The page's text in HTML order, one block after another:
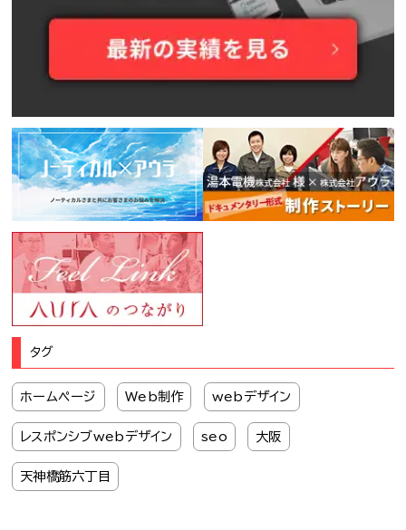
タグ
ホームページ Web制作 webデザイン
レスポンシブwebデザイン seo 大阪
天神橋筋六丁目